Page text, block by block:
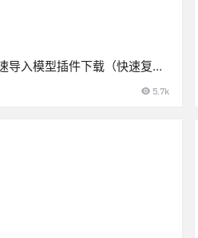
导入模型插件下载（快速复制
5.7k